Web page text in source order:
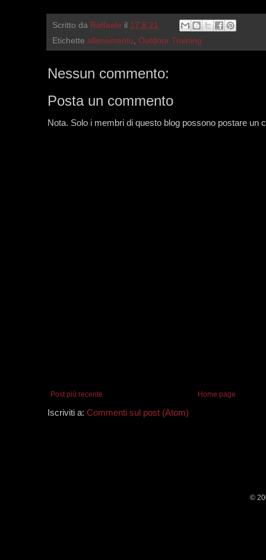
Scritto da Raffaele il 17.8.21
Etichette allenamento, Outdoor Training
Nessun commento:
Posta un commento
Nota. Solo i membri di questo blog possono postare un
Post più recente Home page
Iscriviti a: Commenti sul post (Atom)
©